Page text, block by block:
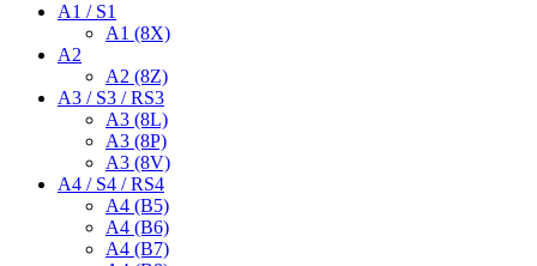
A1 / S1
A1 (8X)
A2
A2 (8Z)
A3 / S3 / RS3
A3 (8L)
A3 (8P)
A3 (8V)
A4 / S4 / RS4
A4 (B5)
A4 (B6)
A4 (B7)